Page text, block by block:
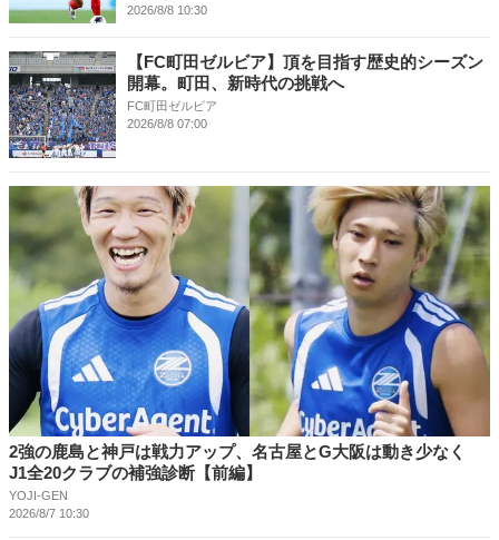
2026/8/8 10:30
【FC町田ゼルビア】頂を目指す歴史的シーズン
開幕。町田、新時代の挑戦へ
FC町田ゼルビア
2026/8/8 07:00
2強の鹿島と神戸は戦力アップ、名古屋とG大阪は動き少なく
J1全20クラブの補強診断【前編】
YOJI-GEN
2026/8/7 10:30